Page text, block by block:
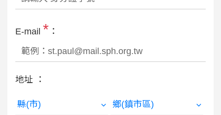
E-mail * ：
地址 ：